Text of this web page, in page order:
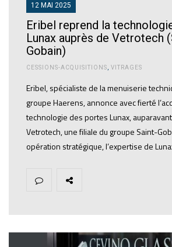
12 MAI 2025
Eribel reprend la
Lunax auprès de Vetrotech
Gobain)
CESSIONS-ACQUISITIONS VITRAGES
Eribel, spécialiste de la menuiserie
groupe Haerens, annonce avec fierté
technologie des portes Lunax,
Vetrotech, une filiale du groupe Saint-
opération stratégique, l’expertise de